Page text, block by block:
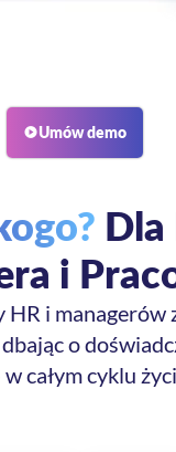
Umów demo
Dla
i
i managerów
o
całym cyklu